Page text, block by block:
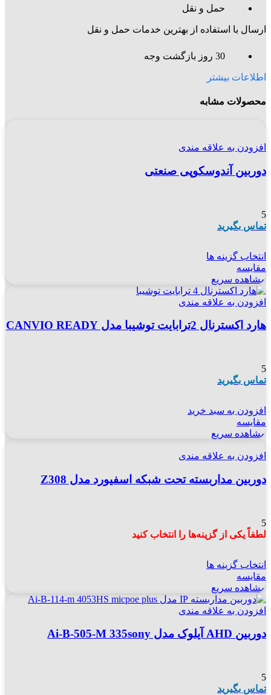
حمل و نقل
ارسال با استفاده از بهترین خدمات حمل و نقل
30 روز بازگشت وجه
اطلاعات بیشتر
محصولات مشابه
افزودن به علاقه مندی
دوربین آندوسکوپی صنعتی
5
تماس بگیرید
انتخاب گزینه ها
مقایسه
مشاهده سریع
افزودن به علاقه مندی
هارد اکسترنال 2ترابایت توشیبا مدل CANVIO READY
5
تماس بگیرید
افزودن به سبد خرید
مقایسه
مشاهده سریع
افزودن به علاقه مندی
دوربین مداربسته تحت شبکه اسفیورد مدل Z308
5
لطفاً یکی از گزینه‌ها را انتخاب کنید
انتخاب گزینه ها
مقایسه
مشاهده سریع
افزودن به علاقه مندی
دوربین AHD آیلوک مدل Ai-B-505-M 335sony
5
تماس بگیرید